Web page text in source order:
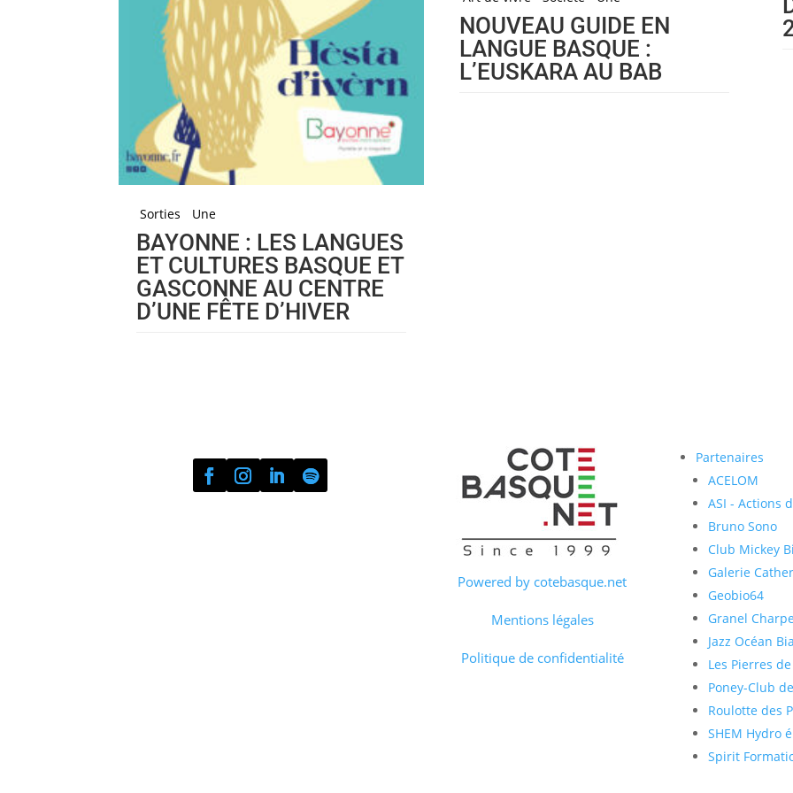
Sorties Une
BAYONNE : LES LANGUES
ET CULTURES BASQUE ET
GASCONNE AU CENTRE
D’UNE FÊTE D’HIVER
NOUVEAU GUIDE EN
LANGUE BASQUE :
L’EUSKARA AU BAB
Powered by cotebasque.net
Mentions légales
Politique de confidentialité
Partenaires
ACELOM
ASI - Actions
Bruno Sono
Club Mickey
Galerie
Geobio64
Granel
Jazz Océan
Les Pierres
Poney-Club
Roulotte des
SHEM Hydro
Spirit